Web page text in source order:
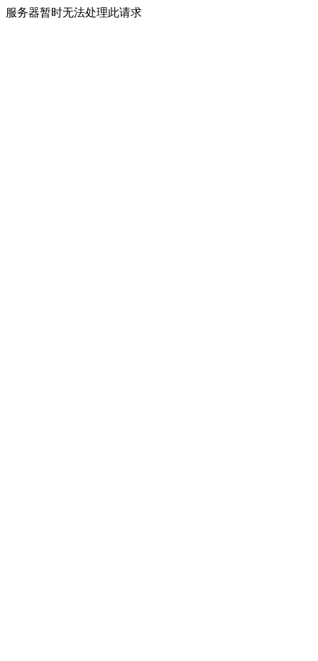
服务器暂时无法处理此请求